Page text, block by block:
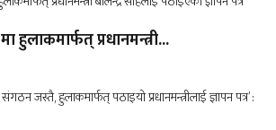
हुलाकमार्फत् प्रधानमन्त्री...